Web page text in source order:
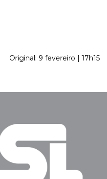
Original: 9 fevereiro | 17h15